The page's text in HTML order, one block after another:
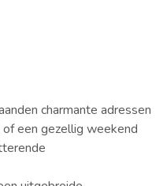
charmante adressen
een gezellig weekend